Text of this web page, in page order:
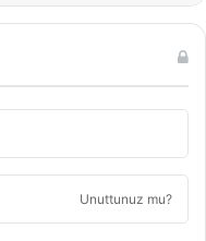
Unuttunuz mu?